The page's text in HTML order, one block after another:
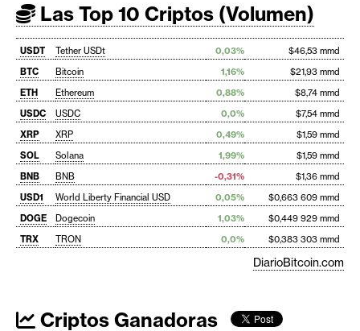
Las Top 10 Criptos (Volumen)
USDT Tether USDt 0,03%
$46,53 mmd
BTC
Bitcoin 1,16%
$21,93 mmd
ETH
Ethereum 0,88%
$8,74 mmd
USDC
USDC 0,0%
$7,54 mmd
XRP
XRP 0,49%
$1,59 mmd
SOL
Solana 1,99%
$1,59 mmd
BNB
BNB -0,31%
$1,36 mmd
USD1
World Liberty Financial USD 0,05%
$0,663 609 mmd
DOGE
Dogecoin 1,03%
$0,449 929 mmd
TRX
TRON 0,0% $0,383 303 mmd
DiarioBitcoin.com
Criptos Ganadoras